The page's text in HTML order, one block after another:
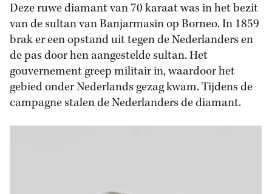
Deze ruwe diamant van 70 karaat was in het bezit
van de sultan van Banjarmasin op Borneo. In 1859
brak er een opstand uit tegen de Nederlanders en
de pas door hen aangestelde sultan. Het
gouvernement greep militair in, waardoor het
gebied onder Nederlands gezag kwam. Tijdens de
campagne stalen de Nederlanders de diamant.